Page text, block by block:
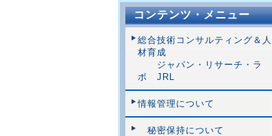
コンテンツ・メニュー
総合技術コンサルティング＆人
材育成
ジャパン・リサーチ・ラ
ボ JRL
情報管理について
秘密保持について